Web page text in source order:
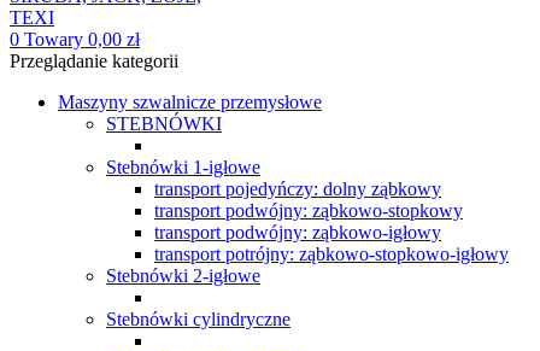
0 Towary 0,00 zł
Przeglądanie kategorii
Maszyny szwalnicze przemysłowe
STEBNÓWKI
Stebnówki 1-igłowe
transport pojedyńczy: dolny ząbkowy
transport podwójny: ząbkowo-stopkowy
transport podwójny: ząbkowo-igłowy
transport potrójny: ząbkowo-stopkowo-igłowy
Stebnówki 2-igłowe
Stebnówki cylindryczne